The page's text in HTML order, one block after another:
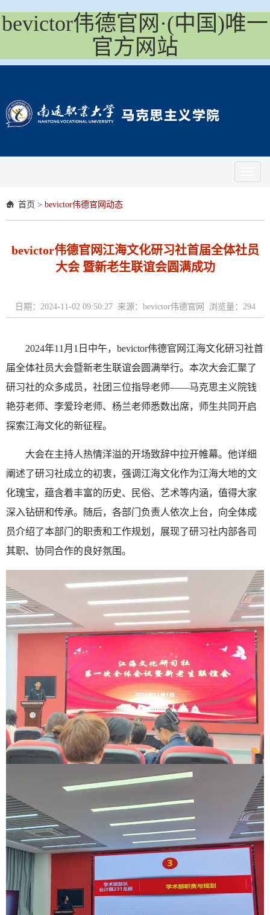
bevictor伟德官网·(中国)唯一
官方网站
首页 > bevictor伟德官网动态
bevictor伟德官网江海文化研习社首届全体社员
大会 暨新老生联谊会圆满成功
日期：2024-11-02 09:50:27 来源：bevictor伟德官网 浏览量： 294
2024年11 月 1 日中午，bevictor伟德官网江海文化研习社首
届全体社员大会暨新老生联谊会圆满举行。本次大会汇聚了
研习社的众多成员，社团三位指导老师——马克思主义院钱
艳芬老师、李爱玲老师、杨兰老师悉数出席，师生共同开启
探索江海文化的新征程。
大会在主持人热情洋溢的开场致辞中拉开帷幕。他详细
阐述了研习社成立的初衷，强调江海文化作为江海大地的文
化瑰宝，蕴含着丰富的历史、民俗、艺术等内涵，值得大家
深入钻研和传承。随后，各部门负责人依次上台，向全体成
员介绍了本部门的职责和工作规划，展现了研习社内部各司
其职、协同合作的良好氛围。